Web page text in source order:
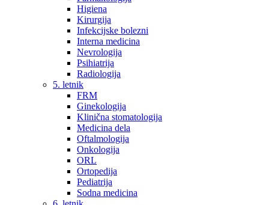
Higiena
Kirurgija
Infekcijske bolezni
Interna medicina
Nevrologija
Psihiatrija
Radiologija
5. letnik
FRM
Ginekologija
Klinična stomatologija
Medicina dela
Oftalmologija
Onkologija
ORL
Ortopedija
Pediatrija
Sodna medicina